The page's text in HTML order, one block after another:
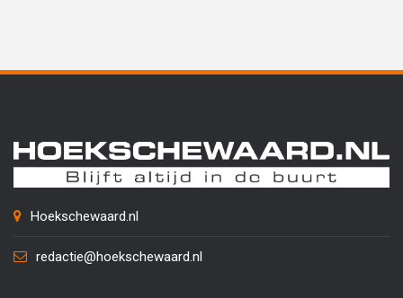
Hoekschewaard.nl
redactie@hoekschewaard.nl